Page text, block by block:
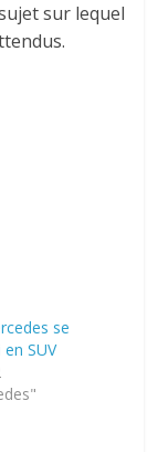
sur lequel
se
SUV